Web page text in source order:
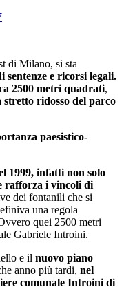
di Milano, si sta
sentenze e ricorsi legali.
2500 metri quadrati,
stretto ridosso del parco
paesistico-
1999, infatti non solo
rafforza i vincoli di
dei fontanili che si
una regola
quei 2500 metri
Gabriele Introini.
e il nuovo piano
anno più tardi, nel
comunale Introini di